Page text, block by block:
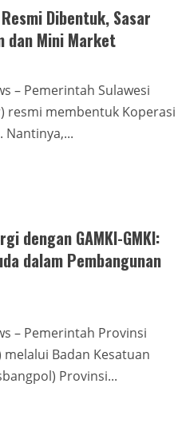
Dibentuk, Sasar
dan Mini Market
– Pemerintah Sulawesi
resmi membentuk Koperasi
Nantinya,...
dengan GAMKI-GMKI:
dalam Pembangunan
– Pemerintah Provinsi
Badan Kesatuan
Provinsi...